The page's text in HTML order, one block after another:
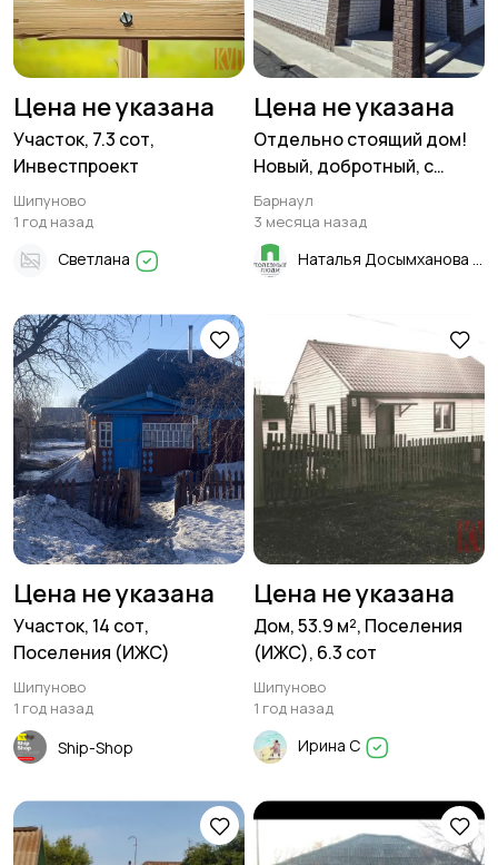
Цена не указана
Участок, 7.3 сот,
Инвестпроект
Шипуново
1 год назад
Светлана
Цена не указана
Отдельно стоящий дом!
Новый, добротный, с
гаражом! В черте города,
рядом со всей
инфраструктурой!
Барнаул
3 месяца назад
Наталья Досымханова
Цена не указана
Участок, 14 сот,
Поселения (ИЖС)
Шипуново
1 год назад
Ship-Shop
Цена не указана
Дом, 53.9 м², Поселения
(ИЖС), 6.3 сот
Шипуново
1 год назад
Ирина С